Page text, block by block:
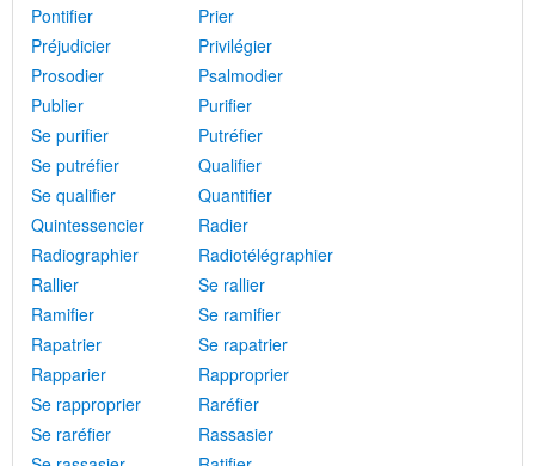
Pontifier
Prier
Préjudicier
Privilégier
Prosodier
Psalmodier
Publier
Purifier
Se purifier
Putréfier
Se putréfier
Qualifier
Se qualifier
Quantifier
Quintessencier
Radier
Radiographier
Radiotélégraphier
Rallier
Se rallier
Ramifier
Se ramifier
Rapatrier
Se rapatrier
Rapparier
Rapproprier
Se rapproprier
Raréfier
Se raréfier
Rassasier